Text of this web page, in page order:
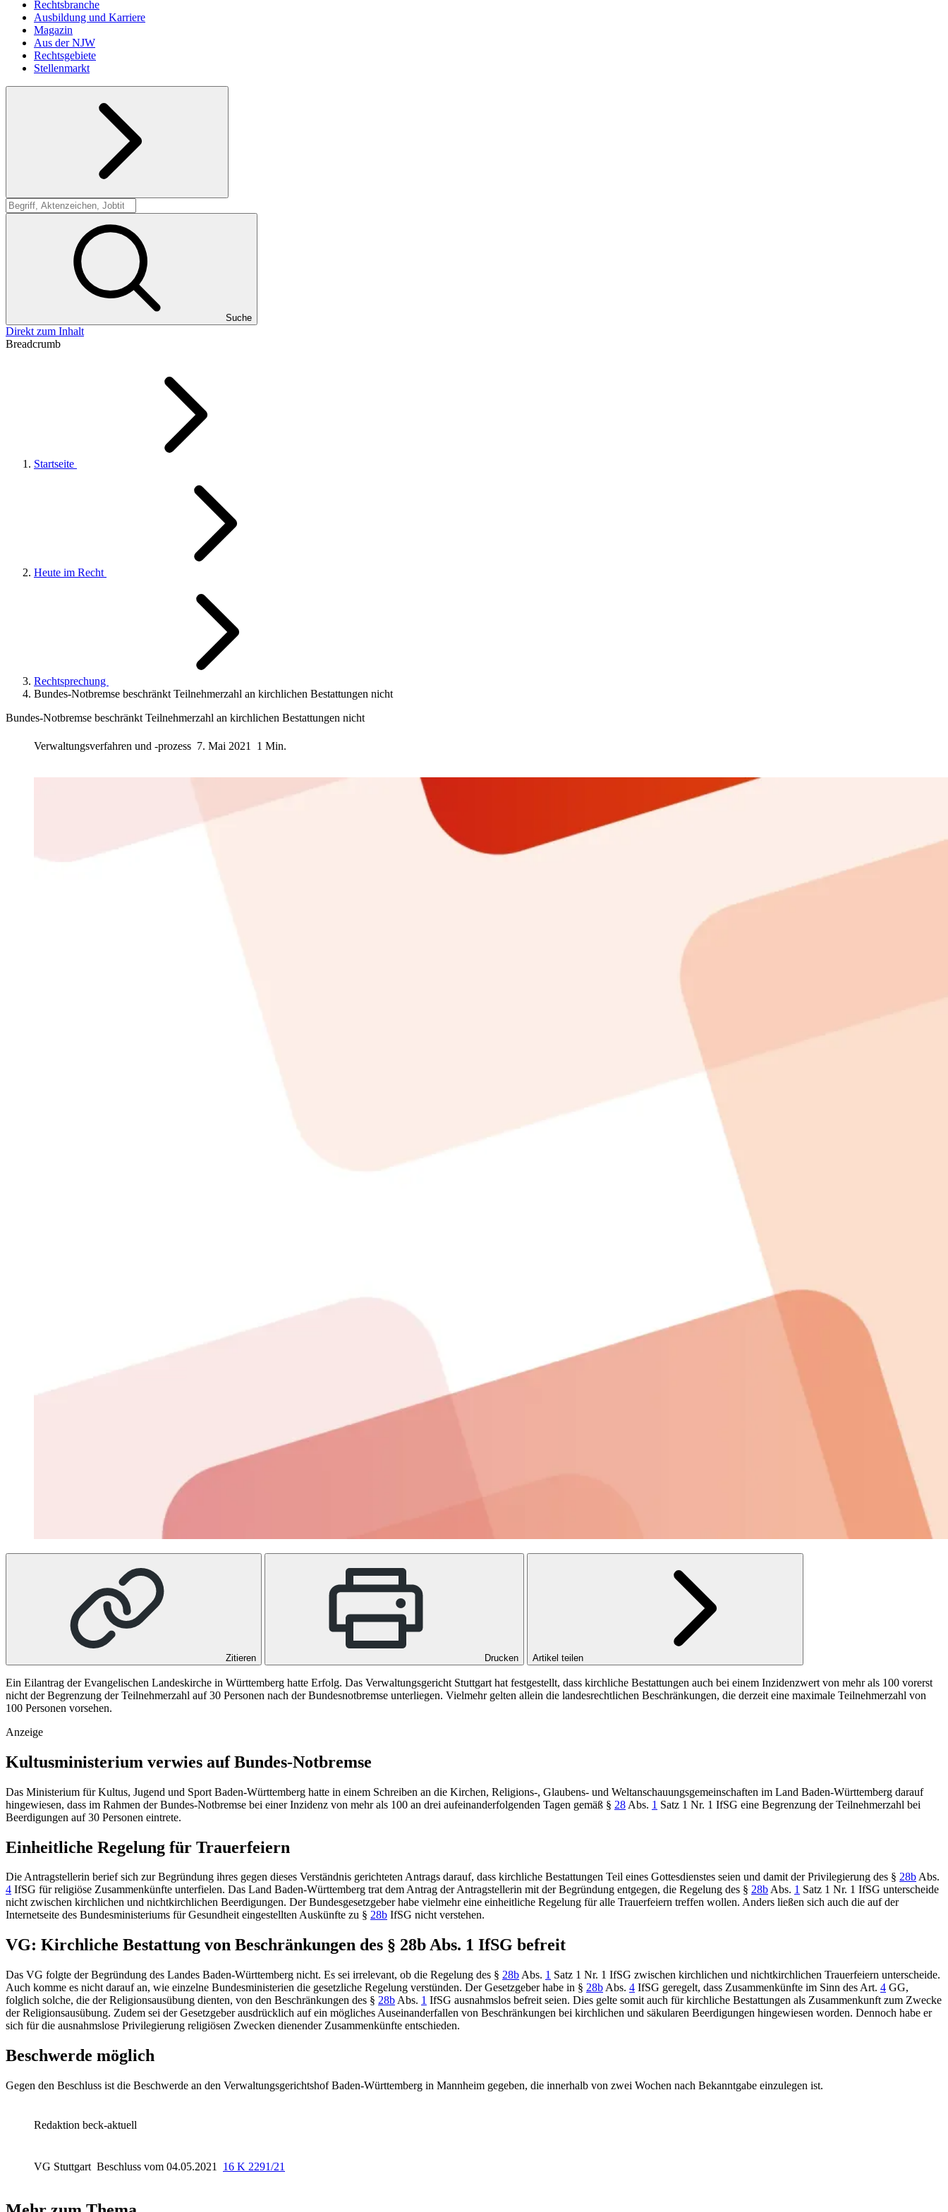
Rechtsbranche
Ausbildung und Karriere
Magazin
Aus der NJW
Rechtsgebiete
Stellenmarkt
Suche
Suche
Direkt zum Inhalt
Breadcrumb
Startseite
Heute im Recht
Rechtsprechung
Bundes-Notbremse beschränkt Teilnehmerzahl an kirchlichen Bestattungen nicht
Bundes-Notbremse beschränkt Teilnehmerzahl an kirchlichen Bestattungen nicht
Verwaltungsverfahren und -prozess 7. Mai 2021 1 Min.
Zitieren Drucken Artikel teilen
Ein Eilantrag der Evangelischen Landeskirche in Württemberg hatte Erfolg. Das Verwaltungsgericht Stuttgart hat festgestellt, dass kirchliche Bestattungen auch bei einem Inzidenzwert von mehr als 100 vorerst
nicht der Begrenzung der Teilnehmerzahl auf 30 Personen nach der Bundesnotbremse unterliegen. Vielmehr gelten allein die landesrechtlichen Beschränkungen, die derzeit eine maximale Teilnehmerzahl von
100 Personen vorsehen.
Anzeige
Kultusministerium verwies auf Bundes-Notbremse
Das Ministerium für Kultus, Jugend und Sport Baden-Württemberg hatte in einem Schreiben an die Kirchen, Religions-, Glaubens- und Weltanschauungsgemeinschaften im Land Baden-Württemberg darauf
hingewiesen, dass im Rahmen der Bundes-Notbremse bei einer Inzidenz von mehr als 100 an drei aufeinanderfolgenden Tagen gemäß § 28 Abs. 1 Satz 1 Nr. 1 IfSG eine Begrenzung der Teilnehmerzahl bei
Beerdigungen auf 30 Personen eintrete.
Einheitliche Regelung für Trauerfeiern
Die Antragstellerin berief sich zur Begründung ihres gegen dieses Verständnis gerichteten Antrags darauf, dass kirchliche Bestattungen Teil eines Gottesdienstes seien und damit der Privilegierung des § 28bAbs.
4 IfSG für religiöse Zusammenkünfte unterfielen. Das Land Baden-Württemberg trat dem Antrag der Antragstellerin mit der Begründung entgegen, die Regelung des § 28bAbs. 1 Satz 1 Nr. 1 IfSG unterscheide
nicht zwischen kirchlichen und nichtkirchlichen Beerdigungen. Der Bundesgesetzgeber habe vielmehr eine einheitliche Regelung für alle Trauerfeiern treffen wollen. Anders ließen sich auch die auf der
Internetseite des Bundesministeriums für Gesundheit eingestellten Auskünfte zu § 28b IfSG nicht verstehen.
VG: Kirchliche Bestattung von Beschränkungen des § 28b Abs. 1 IfSG befreit
Das VG folgte der Begründung des Landes Baden-Württemberg nicht. Es sei irrelevant, ob die Regelung des § 28b Abs. 1 Satz 1 Nr. 1 IfSG zwischen kirchlichen und nichtkirchlichen Trauerfeiern unterscheide.
Auch komme es nicht darauf an, wie einzelne Bundesministerien die gesetzliche Regelung verstünden. Der Gesetzgeber habe in § 28b Abs. 4 IfSG geregelt, dass Zusammenkünfte im Sinn des Art. 4 GG,
folglich solche, die der Religionsausübung dienten, von den Beschränkungen des § 28b Abs. 1 IfSG ausnahmslos befreit seien. Dies gelte somit auch für kirchliche Bestattungen als Zusammenkunft zum Zwecke
der Religionsausübung. Zudem sei der Gesetzgeber ausdrücklich auf ein mögliches Auseinanderfallen von Beschränkungen bei kirchlichen und säkularen Beerdigungen hingewiesen worden. Dennoch habe er
sich für die ausnahmslose Privilegierung religiösen Zwecken dienender Zusammenkünfte entschieden.
Beschwerde möglich
Gegen den Beschluss ist die Beschwerde an den Verwaltungsgerichtshof Baden-Württemberg in Mannheim gegeben, die innerhalb von zwei Wochen nach Bekanntgabe einzulegen ist.
Redaktion beck-aktuell
VG Stuttgart Beschluss vom 04.05.2021 16 K 2291/21